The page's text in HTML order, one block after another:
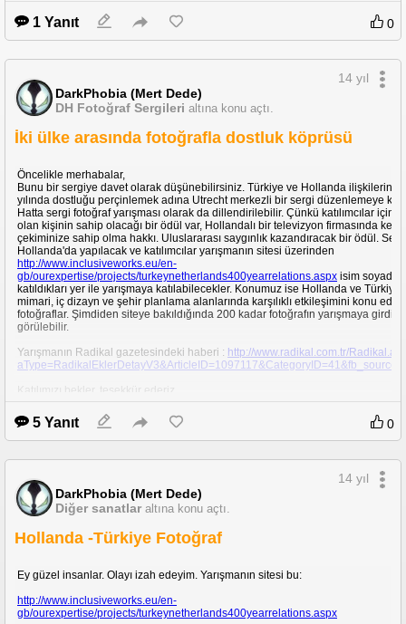
1 Yanıt 0
DarkPhobia (Mert Dede)
DH Fotoğraf Sergileri altına konu açtı.
14 yıl
İki ülke arasında fotoğrafla dostluk köprüsü
Öncelikle merhabalar,
Bunu bir sergiye davet olarak düşünebilirsiniz. Türkiye ve Hollanda ilişkilerinin
yılında dostluğu perçinlemek adına Utrecht merkezli bir sergi düzenlemeye
Hatta sergi fotoğraf yarışması olarak da dillendirilebilir. Çünkü katılımcılar
olan kişinin sahip olacağı bir ödül var, Hollandalı bir televizyon firmasında
çekiminize sahip olma hakkı. Uluslararası saygınlık kazandıracak bir ödül.
Hollanda'da yapılacak ve katılımcılar yarışmanın sitesi üzerinden
http://www.inclusiveworks.eu/en-
gb/ourexpertise/projects/turkeynetherlands400yearrelations.aspx isim
katıldıkları yer ile yarışmaya katılabilecekler. Konumuz ise Hollanda ve
mimari, iç dizayn ve şehir planlama alanlarında karşılıklı etkileşimini konu
fotoğraflar. Şimdiden siteye bakıldığında 200 kadar fotoğrafın yarışmaya girdiği
görülebilir.
Yarışmanın Radikal gazetesindeki haberi : http://www.radikal.com.tr/
Inclusive Works, Utrecht, NL
5 Yanıt 0
DarkPhobia (Mert Dede)
Diğer sanatlar altına konu açtı.
14 yıl
Hollanda -Türkiye Fotoğraf
Ey güzel insanlar. Olayı izah edeyim. Yarışmanın sitesi bu:
http://www.inclusiveworks.eu/en-
gb/ourexpertise/projects/turkeynetherlands400yearrelations.aspx